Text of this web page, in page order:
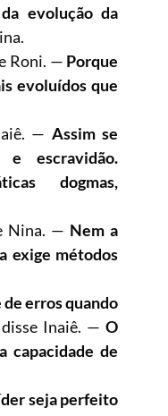
evolução da
Roni. — Porque
evoluídos que
— Assim se
e escravidão.
dogmas,
Nina. — Nem a
exige métodos
erros quando
Inaiê. —O
capacidade de
seja perfeito